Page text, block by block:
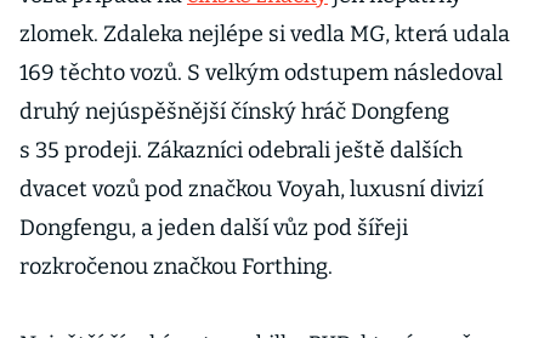
zlomek. Zdaleka nejlépe si vedla MG, která udala
169 těchto vozů. S velkým odstupem následoval
druhý nejúspěšnější čínský hráč Dongfeng
s 35 prodeji. Zákazníci odebrali ještě dalších
dvacet vozů pod značkou Voyah, luxusní divizí
Dongfengu, a jeden další vůz pod šířeji
rozkročenou značkou Forthing.